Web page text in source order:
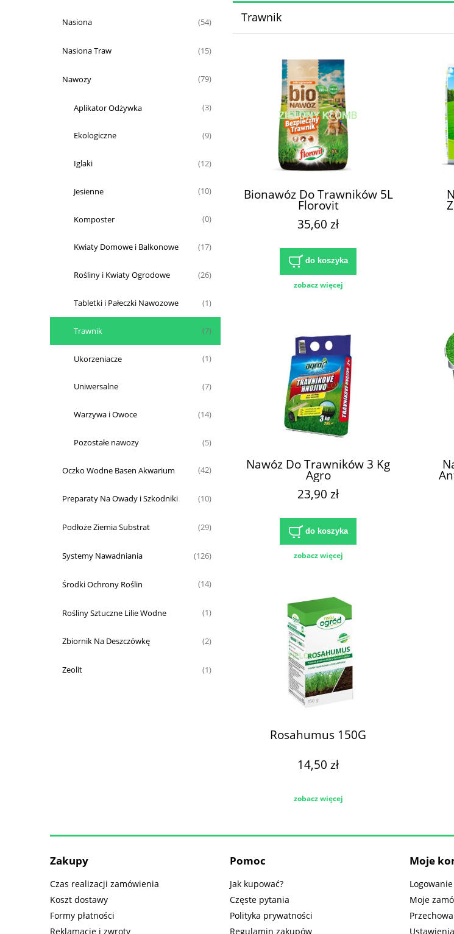
Nasiona (54)
Nasiona Traw (15)
Nawozy (79)
Aplikator Odżywka (3)
Ekologiczne (9)
Iglaki (12)
Jesienne (10)
Komposter (0)
Kwiaty Domowe i Balkonowe (17)
Rośliny i Kwiaty Ogrodowe (26)
Tabletki i Pałeczki Nawozowe (1)
Trawnik (7)
Ukorzeniacze (1)
Uniwersalne (7)
Warzywa i Owoce (14)
Pozostałe nawozy (5)
Oczko Wodne Basen Akwarium (42)
Preparaty Na Owady i Szkodniki (10)
Podłoże Ziemia Substrat (29)
Systemy Nawadniania (126)
Środki Ochrony Roślin (14)
Rośliny Sztuczne Lilie Wodne (1)
Zbiornik Na Deszczówkę (2)
Zeolit (1)
Trawnik
Bionawóz Do Trawników 5L
Florovit
35,60 zł
do koszyka
zobacz więcej
Nawóz Do Trawników 3 Kg
Agro
23,90 zł
do koszyka
zobacz więcej
Rosahumus 150G
14,50 zł
zobacz więcej
Zakupy
Czas realizacji zamówienia
Koszt dostawy
Formy płatności
Reklamacje i zwroty
Pomoc
Jak kupować?
Częste pytania
Polityka prywatności
Regulamin zakupów
Moje
Logowanie
Moje